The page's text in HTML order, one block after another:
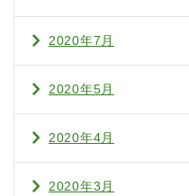
2020年7月
2020年5月
2020年4月
2020年3月